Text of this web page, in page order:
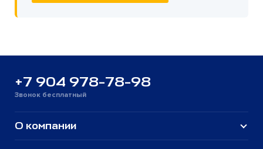
+7 904 978-78-98
Звонок бесплатный
О компании